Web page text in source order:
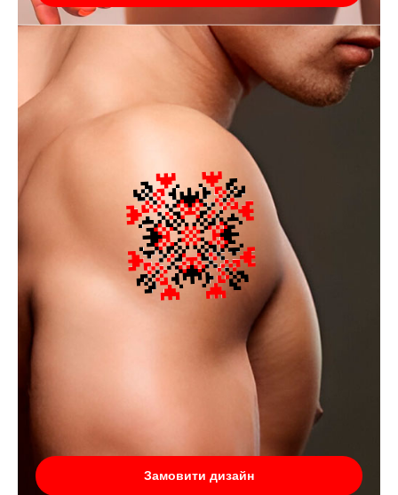
Замовити дизайн